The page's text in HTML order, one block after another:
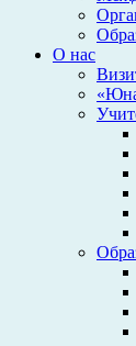
О нас